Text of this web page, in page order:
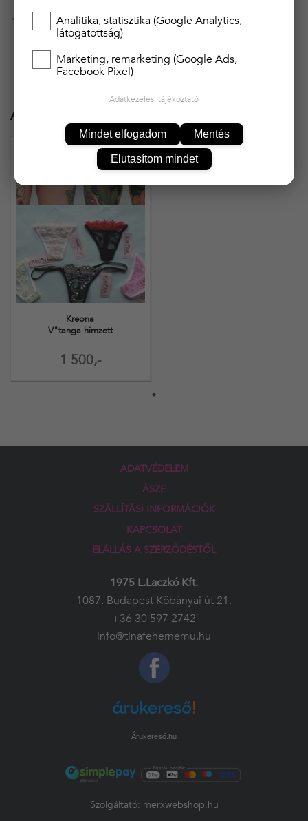
20 000 Ft felett ingyenes kiszállítás!!
Ajánlott termékek
1 500,-
Kreona
V"tanga himzett
ADATVÉDELEM
ÁSZF
SZÁLLÍTÁSI INFORMÁCIÓK
KAPCSOLAT
ELÁLLÁS A SZERZŐDÉSTŐL
1975 L.Laczkó Kft.
1087. Budapest Kőbányai út 21.
+36 30 597 2742
info@tinafehernemu.hu
Árukereső.hu
Szolgáltató: merxwebshop.hu
Analitika, statisztika (Google Analytics,
látogatottság)
Marketing, remarketing (Google Ads,
Facebook Pixel)
Adatkezelési tájékoztató
Mindet elfogadom Mentés
Elutasítom mindet